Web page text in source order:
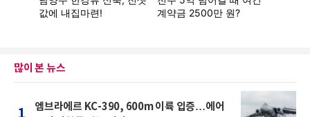
많이 본 뉴스
엠브라에르 KC-390, 600m 이륙 입증…에어